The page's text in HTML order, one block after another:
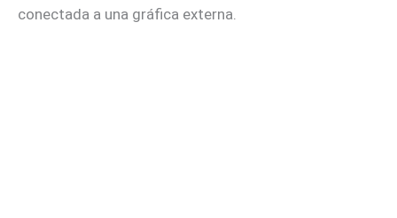
conectada a una gráfica externa.